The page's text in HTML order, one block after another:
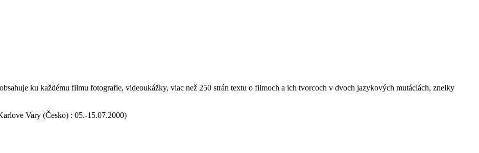
ku každému filmu fotografie, videoukážky, viac než 250 strán textu o filmoch a ich tvorcoch v dvoch jazykových mutáciách, znelky
Vary (Česko) : 05.-15.07.2000)